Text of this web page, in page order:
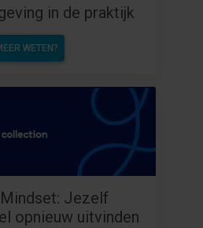
in de praktijk
WETEN?
Jezelf
opnieuw uitvinden